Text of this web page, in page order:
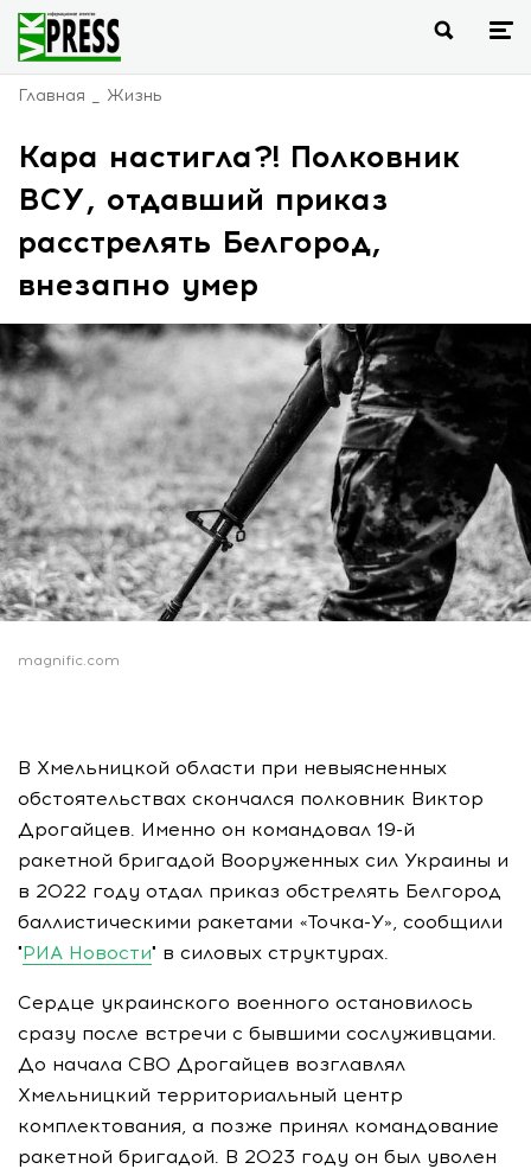
Главная Жизнь
Кара настигла?! Полковник
ВСУ, отдавший приказ
расстрелять Белгород,
внезапно умер
magnific.com
В Хмельницкой области при невыясненных
обстоятельствах скончался полковник Виктор
Дрогайцев. Именно он командовал 19-й
ракетной бригадой Вооруженных сил Украины и
в 2022 году отдал приказ обстрелять Белгород
баллистическими ракетами «Точка-У», сообщили
"РИА Новости" в силовых структурах.
Сердце украинского военного остановилось
сразу после встречи с бывшими сослуживцами.
До начала СВО Дрогайцев возглавлял
Хмельницкий территориальный центр
комплектования, а позже принял командование
ракетной бригадой. В 2023 году он был уволен